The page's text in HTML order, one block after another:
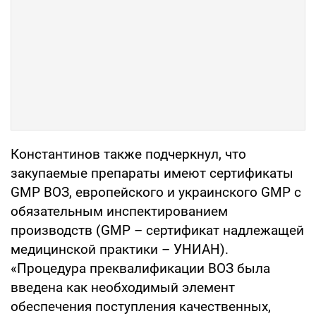
Константинов также подчеркнул, что
закупаемые препараты имеют сертификаты
GMP ВОЗ, европейского и украинского GMP с
обязательным инспектированием
производств (GMP – сертификат надлежащей
медицинской практики – УНИАН).
«Процедура преквалификации ВОЗ была
введена как необходимый элемент
обеспечения поступления качественных,